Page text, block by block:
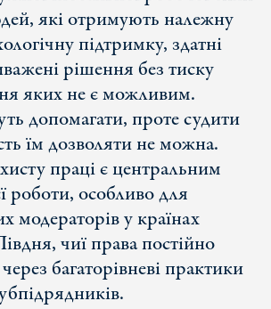
які отримують належну
підтримку, здатні
рішення без тиску
яких не є можливим.
допомагати, проте судити
їм дозволяти не можна.
праці є центральним
роботи, особливо для
модераторів у країнах
чиї права постійно
багаторівневі практики